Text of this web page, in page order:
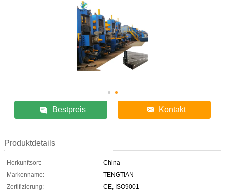
Bestpreis Kontakt
Produktdetails
Herkunftsort:
China
Markenname:
TENGTIAN
Zertifizierung:
CE, ISO9001